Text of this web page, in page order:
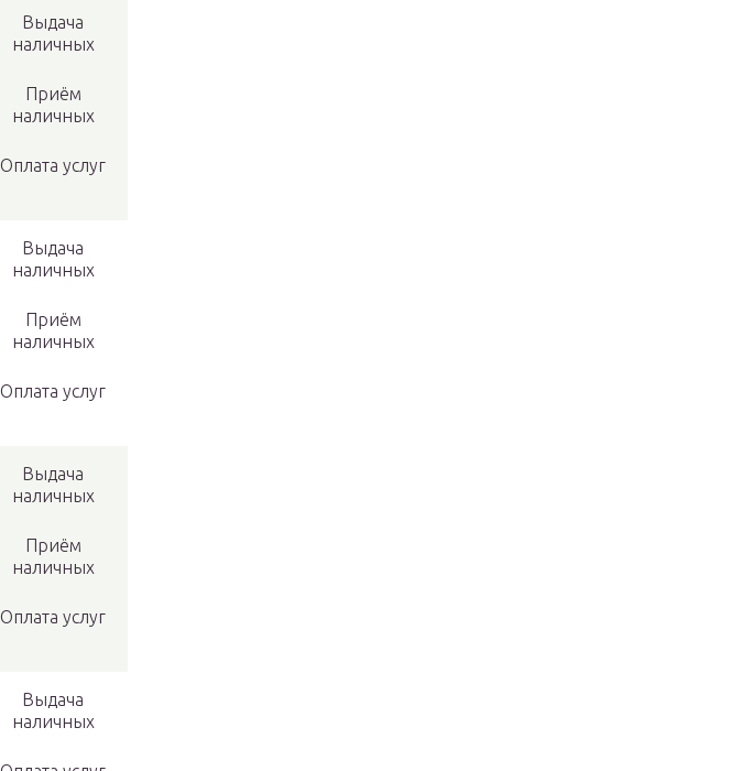
Выдача
наличных
Приём
наличных
Оплата услуг
Выдача
наличных
Приём
наличных
Оплата услуг
Выдача
наличных
Приём
наличных
Оплата услуг
Выдача
наличных